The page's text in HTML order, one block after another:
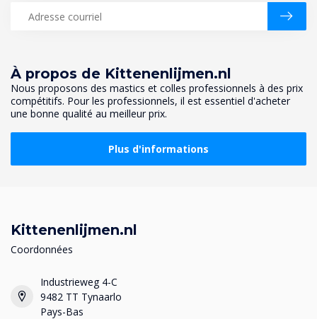
À propos de Kittenenlijmen.nl
Nous proposons des mastics et colles professionnels à des prix
compétitifs. Pour les professionnels, il est essentiel d'acheter
une bonne qualité au meilleur prix.
Plus d'informations
Kittenenlijmen.nl
Coordonnées
Industrieweg 4-C
9482 TT Tynaarlo
Pays-Bas